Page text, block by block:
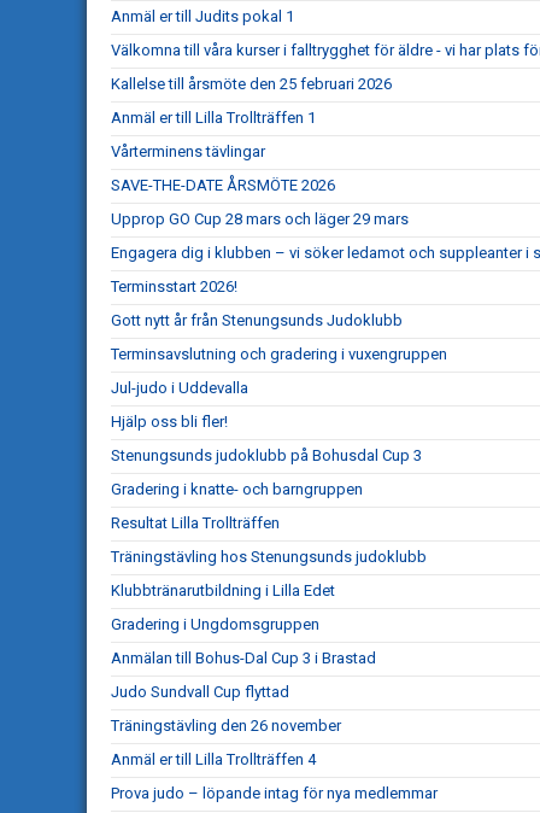
Anmäl er till Judits pokal 1
Välkomna till våra kurser i falltrygghet för äldre - vi har plats
Kallelse till årsmöte den 25 februari 2026
Anmäl er till Lilla Trollträffen 1
Vårterminens tävlingar
SAVE-THE-DATE ÅRSMÖTE 2026
Upprop GO Cup 28 mars och läger 29 mars
Engagera dig i klubben – vi söker ledamot och suppleanter i
Terminsstart 2026!
Gott nytt år från Stenungsunds Judoklubb
Terminsavslutning och gradering i vuxengruppen
Jul-judo i Uddevalla
Hjälp oss bli fler!
Stenungsunds judoklubb på Bohusdal Cup 3
Gradering i knatte- och barngruppen
Resultat Lilla Trollträffen
Träningstävling hos Stenungsunds judoklubb
Klubbtränarutbildning i Lilla Edet
Gradering i Ungdomsgruppen
Anmälan till Bohus-Dal Cup 3 i Brastad
Judo Sundvall Cup flyttad
Träningstävling den 26 november
Anmäl er till Lilla Trollträffen 4
Prova judo – löpande intag för nya medlemmar